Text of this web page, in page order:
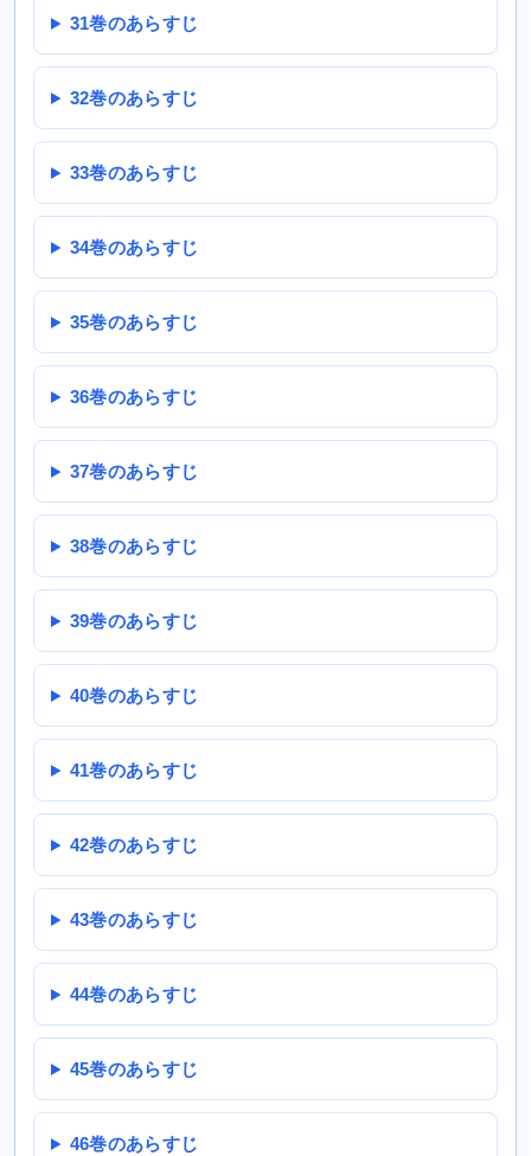
31巻のあらすじ
32巻のあらすじ
33巻のあらすじ
34巻のあらすじ
35巻のあらすじ
36巻のあらすじ
37巻のあらすじ
38巻のあらすじ
39巻のあらすじ
40巻のあらすじ
41巻のあらすじ
42巻のあらすじ
43巻のあらすじ
44巻のあらすじ
45巻のあらすじ
46巻のあらすじ